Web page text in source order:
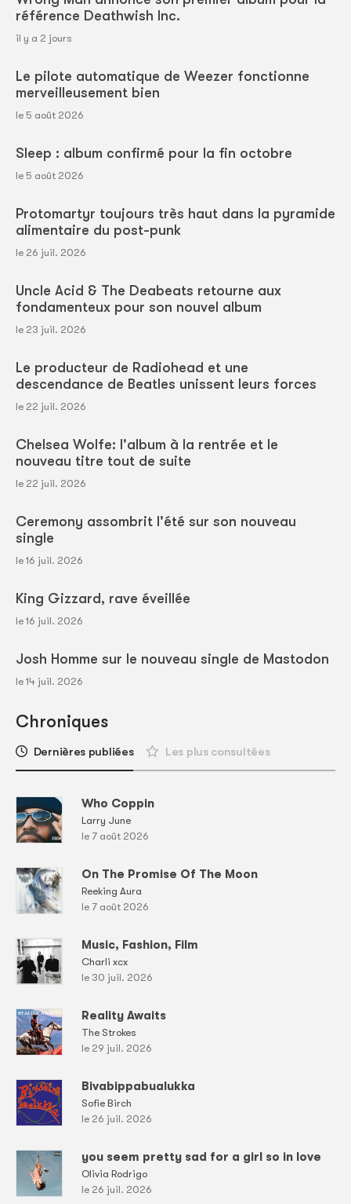
référence Deathwish Inc.
il y a 2 jours
Le pilote automatique de Weezer fonctionne
merveilleusement bien
le 5 août 2026
Sleep : album confirmé pour la fin octobre
le 5 août 2026
Protomartyr toujours très haut dans la pyramide
alimentaire du post-punk
le 26 juil. 2026
Uncle Acid & The Deabeats retourne aux
fondamenteux pour son nouvel album
le 23 juil. 2026
Le producteur de Radiohead et une
descendance de Beatles unissent leurs forces
le 22 juil. 2026
Chelsea Wolfe: l'album à la rentrée et le
nouveau titre tout de suite
le 22 juil. 2026
Ceremony assombrit l'été sur son nouveau
single
le 16 juil. 2026
King Gizzard, rave éveillée
le 16 juil. 2026
Josh Homme sur le nouveau single de Mastodon
le 14 juil. 2026
Chroniques
Dernières publiées Les plus consultées
Who Coppin
Larry June
le 7 août 2026
On The Promise Of The Moon
Reeking Aura
le 7 août 2026
Music, Fashion, Film
Charli xcx
le 30 juil. 2026
Reality Awaits
The Strokes
le 29 juil. 2026
Bivabippabualukka
Sofie Birch
le 26 juil. 2026
you seem pretty sad for a girl so in love
Olivia Rodrigo
le 26 juil. 2026